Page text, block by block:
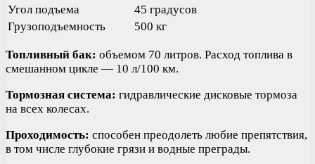
Угол подъема
45 градусов
Грузоподъемность
500 кг
Топливный бак: объемом 70 литров. Расход топлива в
смешанном цикле — 10 л/100 км.
Тормозная система: гидравлические дисковые тормоза
на всех колесах.
Проходимость: способен преодолеть любие препятствия,
в том числе глубокие грязи и водные преграды.